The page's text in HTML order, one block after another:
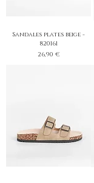
Sandales plates beige -
820161
Prix
26,90 €